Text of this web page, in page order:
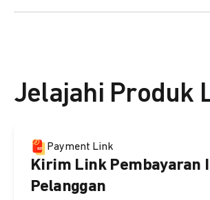
DOKU yang buatkan WhatsApp Bisnis
Jelajahi Produk
Payment Link
Kirim Link Pembayaran
Pelanggan